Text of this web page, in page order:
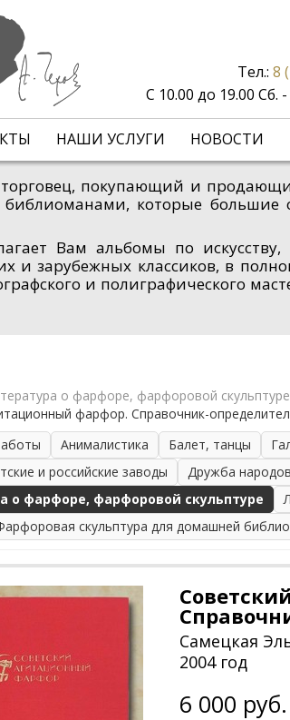
НАШИ УСЛУГИ НОВОСТИ
Тел.: 8
С 10.00 до 19.00 Сб.
торговец, покупающий и
которые большие
Вам альбомы по искусству,
и зарубежных классиков, в
и полиграфического
о фарфоре, фарфоровой скульптуре
фарфор. Справочник-
Анималистика Балет, танцы
и российские заводы
Дружба народов
о фарфоре, фарфоровой скульптуре
скульптура для домашней
Самецкая
2004 год
6 000 руб.